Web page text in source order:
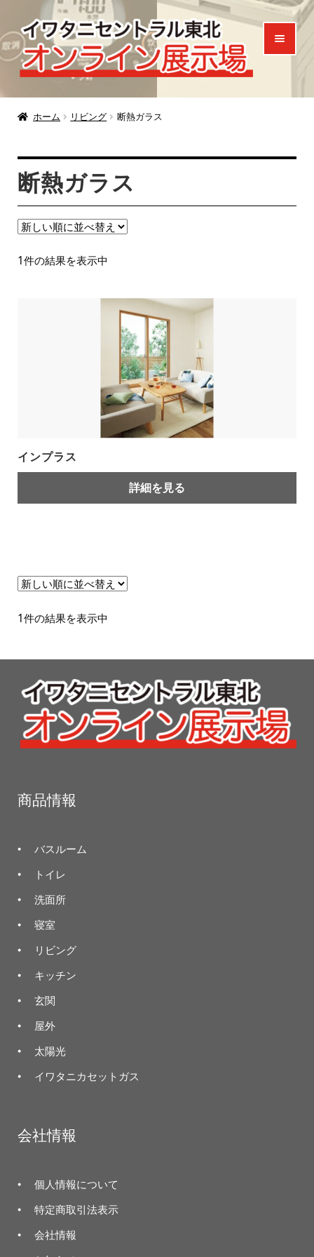
ナ
ビ
ゲ
ー
シ
ョ
へ
ス
キ
ッ
プ
コ
ン
テ
ン
ツ
へ
キ
ッ
プ
ホーム
ご来場特典
お知らせ
ホーム リビング 断熱ガラス
断熱ガラス
1件の結果を表示中
インプラス
詳細を見る
1件の結果を表示中
商品情報
バスルーム
トイレ
洗面所
寝室
リビング
キッチン
玄関
屋外
太陽光
イワタニカセットガス
会社情報
個人情報について
特定商取引法表示
会社情報